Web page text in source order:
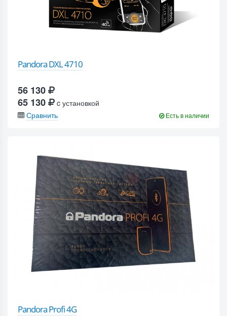
Pandora DXL 4710
56 130
65 130
c установкой
Сравнить
Есть в наличии
Pandora Profi 4G